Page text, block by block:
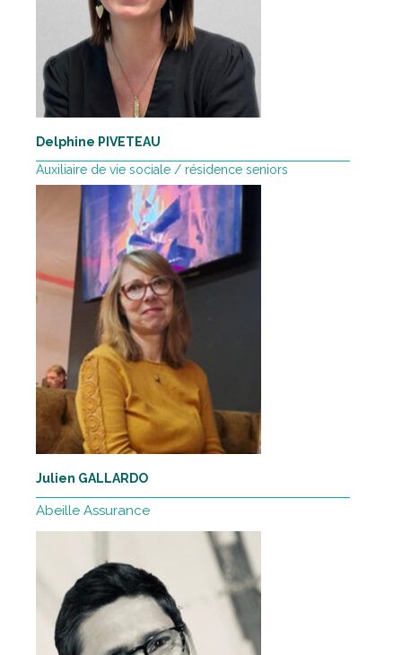
Delphine PIVETEAU
Auxiliaire de vie sociale / résidence seniors
Julien GALLARDO
Abeille Assurance